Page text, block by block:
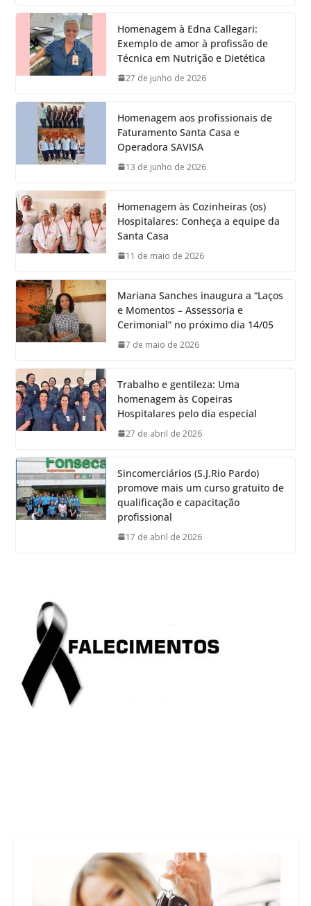
Homenagem à Edna Callegari:
Exemplo de amor à profissão de
Técnica em Nutrição e Dietética
27 de junho de 2026
Homenagem aos profissionais de
Faturamento Santa Casa e
Operadora SAVISA
13 de junho de 2026
Homenagem às Cozinheiras (os)
Hospitalares: Conheça a equipe da
Santa Casa
11 de maio de 2026
Mariana Sanches inaugura a “Laços
e Momentos – Assessoria e
Cerimonial” no próximo dia 14/05
7 de maio de 2026
Trabalho e gentileza: Uma
homenagem às Copeiras
Hospitalares pelo dia especial
27 de abril de 2026
Sincomerciários (S.J.Rio Pardo)
promove mais um curso gratuito de
qualificação e capacitação
profissional
17 de abril de 2026